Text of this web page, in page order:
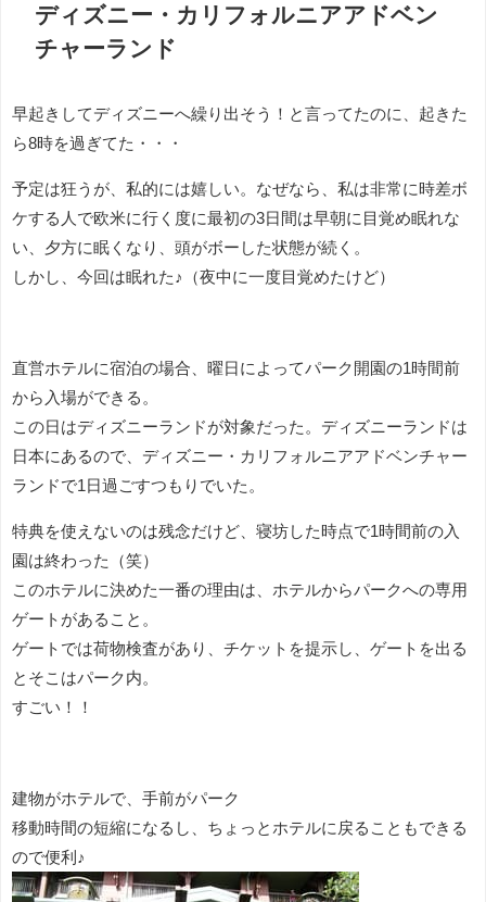
ディズニー・カリフォルニアアドベン
チャーランド
早起きしてディズニーへ繰り出そう！と言ってたのに、起きた
ら8時を過ぎてた・・・
予定は狂うが、私的には嬉しい。なぜなら、私は非常に時差ボ
ケする人で欧米に行く度に最初の3日間は早朝に目覚め眠れな
い、夕方に眠くなり、頭がボーした状態が続く。
しかし、今回は眠れた♪（夜中に一度目覚めたけど）
直営ホテルに宿泊の場合、曜日によってパーク開園の1時間前
から入場ができる。
この日はディズニーランドが対象だった。ディズニーランドは
日本にあるので、ディズニー・カリフォルニアアドベンチャー
ランドで1日過ごすつもりでいた。
特典を使えないのは残念だけど、寝坊した時点で1時間前の入
園は終わった（笑）
このホテルに決めた一番の理由は、ホテルからパークへの専用
ゲートがあること。
ゲートでは荷物検査があり、チケットを提示し、ゲートを出る
とそこはパーク内。
すごい！！
建物がホテルで、手前がパーク
移動時間の短縮になるし、ちょっとホテルに戻ることもできる
ので便利♪